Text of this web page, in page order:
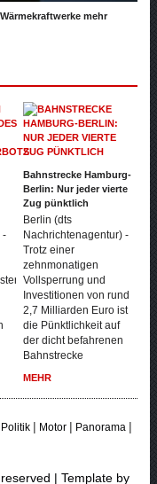
mehr
-
Bahnstrecke Hamburg-
Berlin: Nur jeder vierte
Zug pünktlich
Berlin (dts
Nachrichtenagentur) -
Trotz einer
zehnmonatigen
Vollsperrung und
Investitionen von rund
2,7 Milliarden Euro ist
die Pünktlichkeit auf
der dicht befahrenen
Bahnstrecke
MEHR
Politik| Motor| Panorama|
| Template by